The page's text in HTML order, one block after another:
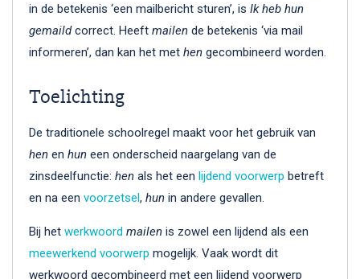
in de betekenis ‘een mailbericht sturen’, is Ik heb hun
gemaildcorrect. Heeft mailen de betekenis ‘via mail
informeren’, dan kan het met hen gecombineerd worden.
Toelichting
De traditionele schoolregel maakt voor het gebruik van
hen en hun een onderscheid naargelang van de
zinsdeelfunctie: hen als het een lijdend voorwerp betreft
en na een voorzetsel, hun in andere gevallen.
Bij het werkwoord mailen is zowel een lijdend als een
meewerkend voorwerp mogelijk. Vaak wordt dit
werkwoord gecombineerd met een lijdend voorwerp